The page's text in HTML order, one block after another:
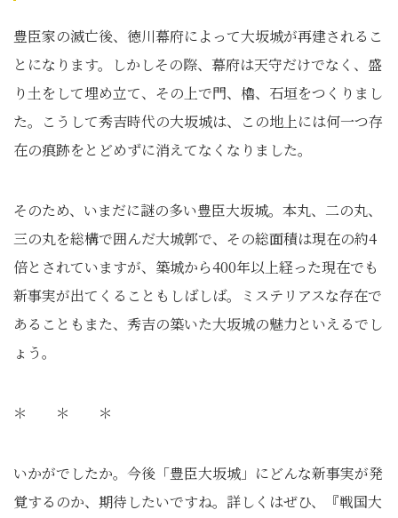
豊臣家の滅亡後、徳川幕府によって大坂城が再建されるこ
とになります。しかしその際、幕府は天守だけでなく、盛
り土をして埋め立て、その上で門、櫓、石垣をつくりまし
た。こうして秀吉時代の大坂城は、この地上には何一つ存
在の痕跡をとどめずに消えてなくなりました。
そのため、いまだに謎の多い豊臣大坂城。本丸、二の丸、
三の丸を総構で囲んだ大城郭で、その総面積は現在の約4
倍とされていますが、築城から400年以上経った現在でも
新事実が出てくることもしばしば。ミステリアスな存在で
あることもまた、秀吉の築いた大坂城の魅力といえるでし
ょう。
＊ ＊ ＊
いかがでしたか。今後「豊臣大坂城」にどんな新事実が発
覚するのか、期待したいですね。詳しくはぜひ、『戦国大